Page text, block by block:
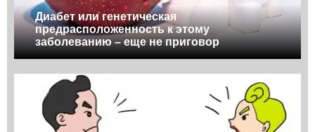
Диабет или генетическая
предрасположенность к этому
заболеванию – еще не приговор